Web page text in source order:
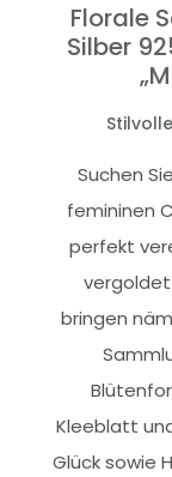
Florale
Silber
Suchen
femininen
perfekt
vergoldet
bringen
Kleeblatt
Glück sowie